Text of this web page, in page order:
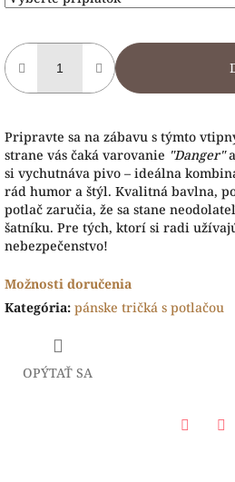
Pripravte sa na zábavu s týmto
strane vás čaká varovanie "Danger"
si vychutnáva pivo – ideálna
rád humor a štýl. Kvalitná bavlna,
potlač zaručia, že sa stane
šatníku. Pre tých, ktorí si radi
nebezpečenstvo!
Možnosti doručenia
Kategória: pánske tričká s potlačou
OPÝTAŤ SA